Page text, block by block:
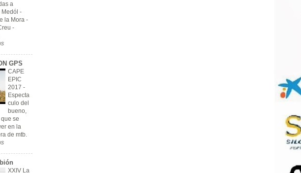
a
Medól -
la Mora -
-
GPS
CAPE
EPIC
2017 -
Especta
culo del
bueno,
se
en la
de mtb.
XXIV La